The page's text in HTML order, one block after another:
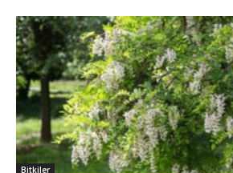
Bitkiler